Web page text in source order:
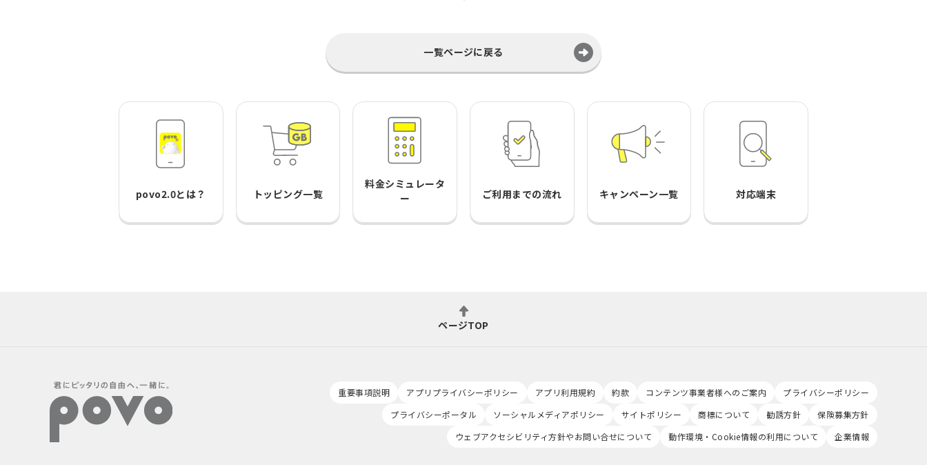
一覧ページに戻る
povo2.0とは？ トッピング一覧
料金シミュレータ
ー
ご利用までの流れ キャンペーン一覧 対応端末
ページTOP
重要事項説明 アプリプライバシーポリシー アプリ利用規約 約款 コンテンツ事業者様へのご案内
プライバシーポリシー
プライバシーポータル
ソーシャルメディアポリシー サイトポリシー 商標について 勧誘方針
保険募集方針
ウェブアクセシビリティ方針やお問い合せについて
動作環境・Cookie情報の利用について 企業情報